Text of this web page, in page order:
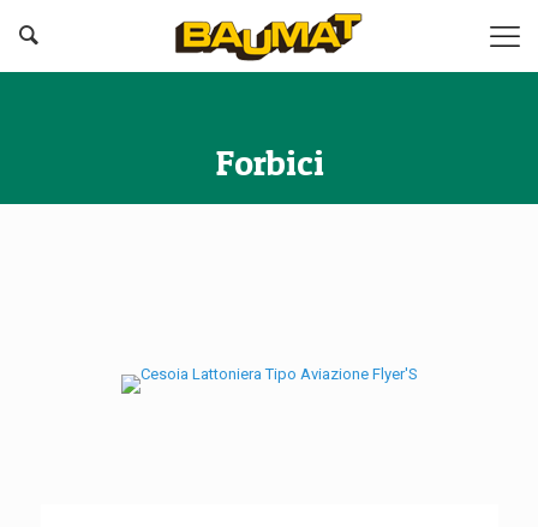
Forbici